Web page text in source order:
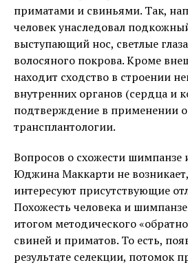
приматами и свиньями. Так,
человек унаследовал
выступающий нос, светлые
волосяного покрова. Кроме
находит сходство в строении
внутренних органов (сердца и
подтверждение в применении
трансплантологии.
Вопросов о схожести шимпанзе
Юджина Маккарти не
интересуют присутствующие
Похожесть человека и
итогом методического
свиней и приматов. То есть,
результате селекции, потомок